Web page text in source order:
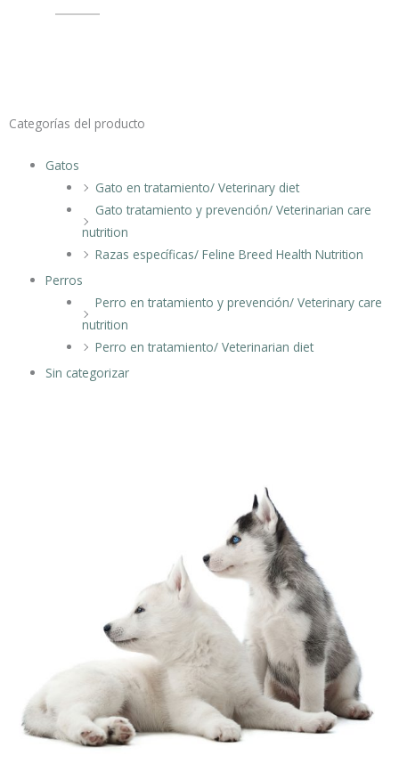
Categorías del producto
Gatos
Gato en tratamiento/ Veterinary diet
Gato tratamiento y prevención/ Veterinarian care
nutrition
Razas específicas/ Feline Breed Health Nutrition
Perros
Perro en tratamiento y prevención/ Veterinary care
nutrition
Perro en tratamiento/ Veterinarian diet
Sin categorizar